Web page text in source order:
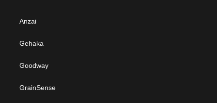
Anzai
Gehaka
Goodway
GrainSense